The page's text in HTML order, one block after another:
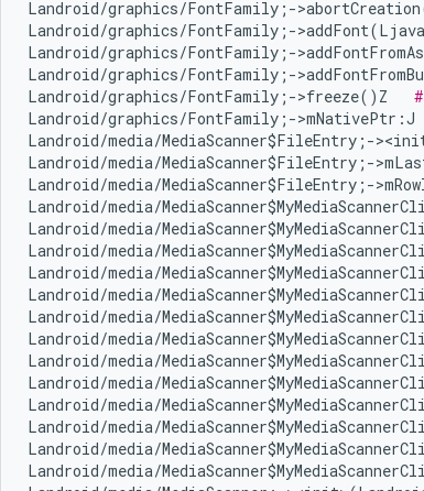
Landroid/graphics/FontFamily;-
Landroid/graphics/FontFamily;-
Landroid/graphics/FontFamily;-
Landroid/graphics/FontFamily;-
Landroid/graphics/FontFamily;->freeze()Z
Landroid/graphics/FontFamily;-
Landroid/media/MediaScanner$FileEntry;-
Landroid/media/MediaScanner$FileEntry;-
Landroid/media/MediaScanner$FileEntry;-
Landroid/media/
Landroid/media/
Landroid/media/
Landroid/media/
Landroid/media/
Landroid/media/
Landroid/media/
Landroid/media/
Landroid/media/
Landroid/media/
Landroid/media/
Landroid/media/
Landroid/media/